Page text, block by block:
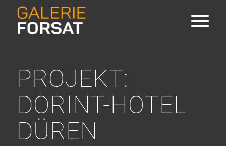
PROJEKT:
DORINT-HOTEL
DÜREN